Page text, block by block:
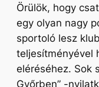
Örülök, hogy
egy olyan nagy
sportoló lesz
teljesítményével
eléréséhez. Sok
Győrben” -